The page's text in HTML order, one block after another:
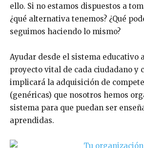
ello. Si no estamos dispuestos a
¿qué alternativa tenemos? ¿Qué
seguimos haciendo lo mismo?
Ayudar desde el sistema educativo
proyecto vital de cada ciudadano y
implicará la adquisición de
(genéricas) que nosotros hemos
sistema para que puedan ser
aprendidas.